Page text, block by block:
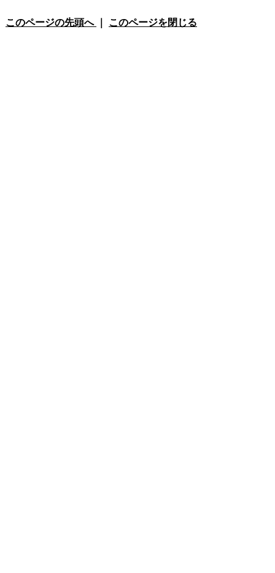
このページの先頭へ このページを閉じる